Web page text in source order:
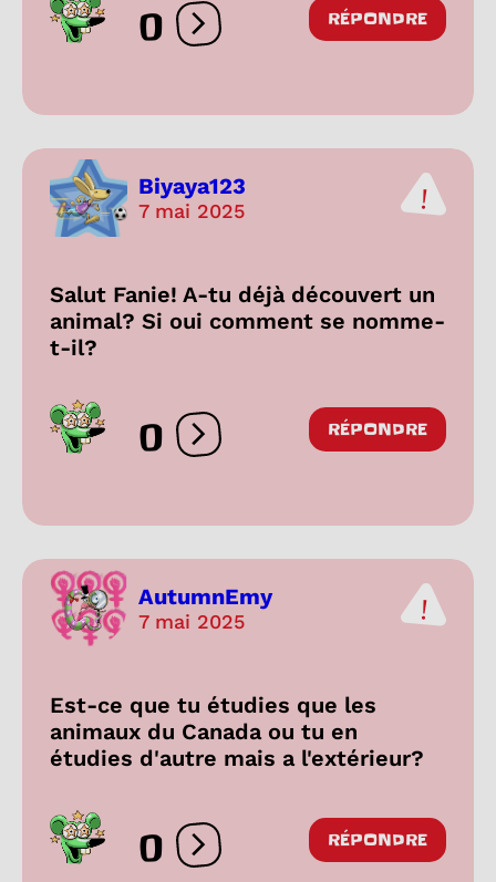
0 Ouvrir les réactions
RÉPONDRE
Biyaya123
7 mai 2025
Salut Fanie! A-tu déjà découvert un
animal? Si oui comment se nomme-
t-il?
0 Ouvrir les réactions
RÉPONDRE
AutumnEmy
7 mai 2025
Est-ce que tu étudies que les
animaux du Canada ou tu en
étudies d'autre mais a l'extérieur?
0 Ouvrir les réactions
RÉPONDRE